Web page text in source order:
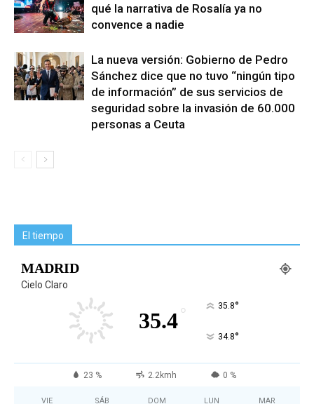
qué la narrativa de Rosalía ya no
convence a nadie
La nueva versión: Gobierno de Pedro
Sánchez dice que no tuvo “ningún tipo
de información” de sus servicios de
seguridad sobre la invasión de 60.000
personas a Ceuta
El tiempo
MADRID
Cielo Claro
35.4° 35.8°
34.8°
23 % 2.2kmh 0 %
VIE SÁB DOM LUN MAR